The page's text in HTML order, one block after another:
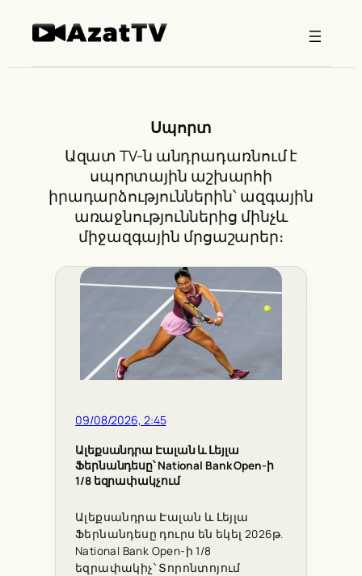
Սպորտ
Ազատ TV-ն անդրադառնում է
սպորտային աշխարհի
իրադարձություններին՝ ազգային
առաջնություններից մինչև
միջազգային մրցաշարեր։
09/08/2026, 2:45
Ալեքսանդրա Էալան և Լեյլա
Ֆերնանդեսը՝ National Bank Open-ի
1/8 եզրափակչում
Ալեքսանդրա Էալան և Լեյլա
Ֆերնանդեսը դուրս են եկել 2026թ.
National Bank Open-ի 1/8
եզրափակիչ՝ Տորոնտոյում